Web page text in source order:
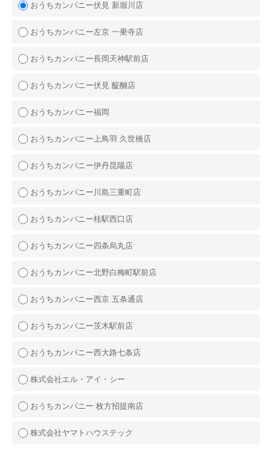
おうちカンパニー伏見 新堀川店
おうちカンパニー左京 一乗寺店
おうちカンパニー長岡天神駅前店
おうちカンパニー伏見 醍醐店
おうちカンパニー福岡
おうちカンパニー上鳥羽 久世橋店
おうちカンパニー伊丹昆陽店
おうちカンパニー川島三重町店
おうちカンパニー桂駅西口店
おうちカンパニー四条烏丸店
おうちカンパニー北野白梅町駅前店
おうちカンパニー西京 五条通店
おうちカンパニー茨木駅前店
おうちカンパニー西大路七条店
株式会社エル・アイ・シー
おうちカンパニー 枚方招提南店
株式会社ヤマトハウステック